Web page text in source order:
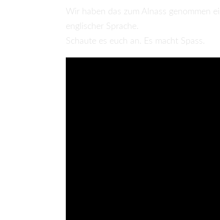
Wir haben das zum Alnass genommen
englischer Sprache.
Schaute es euch an. Es macht Spass.